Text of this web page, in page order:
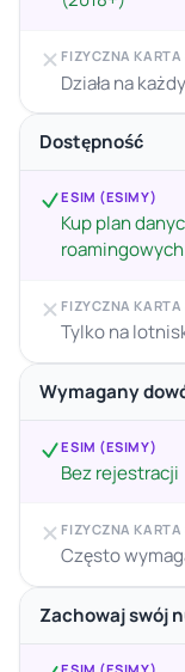
FIZYCZNA KARTA
Działa na
Dostępność
ESIM (ESIMY)
Kup plan
roamingowych
FIZYCZNA KARTA
Tylko na
Wymagany
ESIM (ESIMY)
Bez rejestracji
FIZYCZNA KARTA
Często
Zachowaj swój